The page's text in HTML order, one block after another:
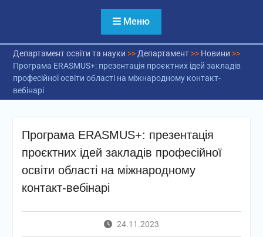
Меню
Департамент освіти та науки >> Департамент>> Новини >>
Програма ERASMUS+: презентація проєктних ідей закладів
професійної освіти області на міжнародному контакт-
вебінарі
Програма ERASMUS+: презентація
проєктних ідей закладів професійної
освіти області на міжнародному
контакт-вебінарі
24.11.2023